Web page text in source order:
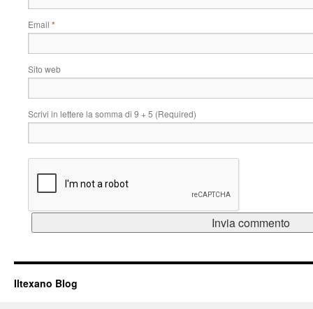
Email *
Sito web
Scrivi in lettere la somma di 9 + 5 (Required)
Iltexano Blog